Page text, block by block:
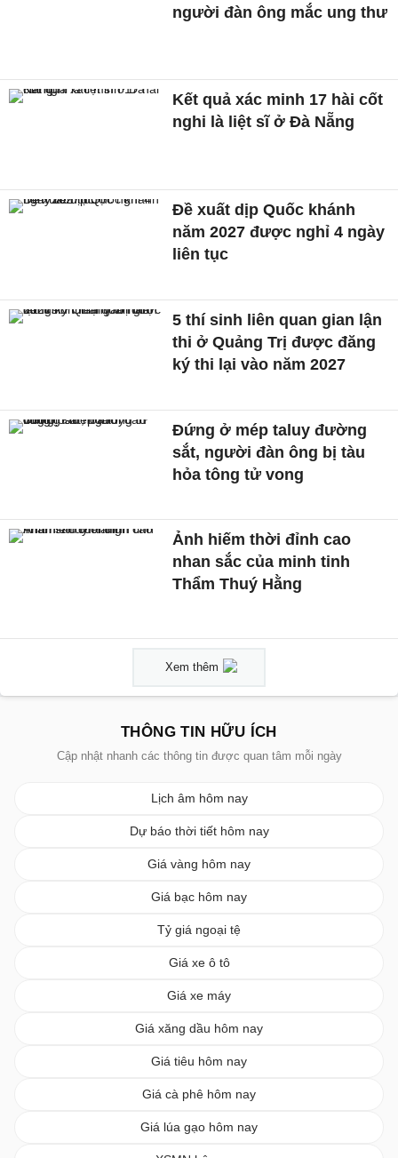
người đàn ông mắc ung thư
Kết quả xác minh 17 hài cốt
nghi là liệt sĩ ở Đà Nẵng
Đề xuất dịp Quốc khánh
năm 2027 được nghỉ 4 ngày
liên tục
5 thí sinh liên quan gian lận
thi ở Quảng Trị được đăng
ký thi lại vào năm 2027
Đứng ở mép taluy đường
sắt, người đàn ông bị tàu
hỏa tông tử vong
Ảnh hiếm thời đỉnh cao
nhan sắc của minh tinh
Thẩm Thuý Hằng
Xem thêm
THÔNG TIN HỮU ÍCH
Cập nhật nhanh các thông tin được quan tâm mỗi ngày
Lịch âm hôm nay
Dự báo thời tiết hôm nay
Giá vàng hôm nay
Giá bạc hôm nay
Tỷ giá ngoại tệ
Giá xe ô tô
Giá xe máy
Giá xăng dầu hôm nay
Giá tiêu hôm nay
Giá cà phê hôm nay
Giá lúa gạo hôm nay